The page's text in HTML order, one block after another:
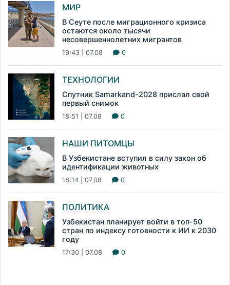
МИР
В Сеуте после миграционного кризиса
остаются около тысячи
несовершеннолетних мигрантов
19:43 | 07.08 0
ТЕХНОЛОГИИ
Спутник Samarkand-2028 прислал свой
первый снимок
18:51 | 07.08 0
НАШИ ПИТОМЦЫ
В Узбекистане вступил в силу закон об
идентификации животных
18:14 | 07.08 0
ПОЛИТИКА
Узбекистан планирует войти в топ-50
стран по индексу готовности к ИИ к 2030
году
17:30 | 07.08 0